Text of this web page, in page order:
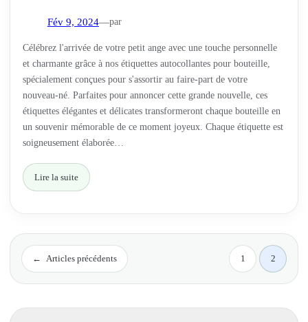
Fév 9, 2024—par
Célébrez l'arrivée de votre petit ange avec une touche personnelle
et charmante grâce à nos étiquettes autocollantes pour bouteille,
spécialement conçues pour s'assortir au faire-part de votre
nouveau-né. Parfaites pour annoncer cette grande nouvelle, ces
étiquettes élégantes et délicates transformeront chaque bouteille en
un souvenir mémorable de ce moment joyeux. Chaque étiquette est
soigneusement élaborée…
Lire la suite
← Articles précédents 1 2